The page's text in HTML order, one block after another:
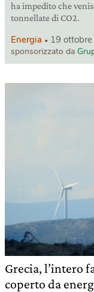
ha impedito che
tonnellate di CO2.
Energia 19
sponsorizzato da
Grecia, l’intero
coperto da